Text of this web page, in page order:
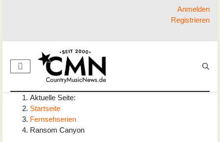
Anmelden
Registrieren
Aktuelle Seite:
Startseite
Fernsehserien
Ransom Canyon